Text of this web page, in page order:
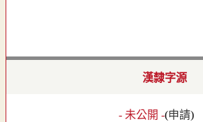
漢隸字源
- 未公開 -(申請)